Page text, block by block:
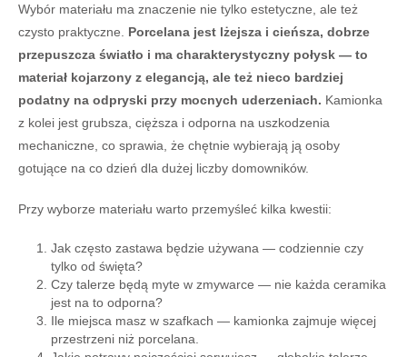
Wybór materiału ma znaczenie nie tylko estetyczne, ale też
czysto praktyczne. Porcelana jest lżejsza i cieńsza, dobrze
przepuszcza światło i ma charakterystyczny połysk — to
materiał kojarzony z elegancją, ale też nieco bardziej
podatny na odpryski przy mocnych uderzeniach. Kamionka
z kolei jest grubsza, cięższa i odporna na uszkodzenia
mechaniczne, co sprawia, że chętnie wybierają ją osoby
gotujące na co dzień dla dużej liczby domowników.
Przy wyborze materiału warto przemyśleć kilka kwestii:
Jak często zastawa będzie używana — codziennie czy
tylko od święta?
Czy talerze będą myte w zmywarce — nie każda ceramika
jest na to odporna?
Ile miejsca masz w szafkach — kamionka zajmuje więcej
przestrzeni niż porcelana.